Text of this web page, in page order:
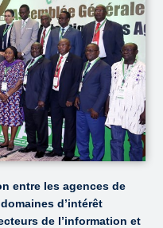
entre les agences de
d’intérêt
de l’information et